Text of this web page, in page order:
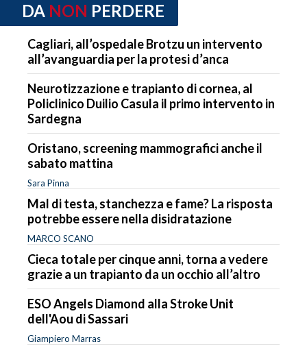
DA NON PERDERE
Cagliari, all’ospedale Brotzu un intervento
all’avanguardia per la protesi d’anca
Neurotizzazione e trapianto di cornea, al
Policlinico Duilio Casula il primo intervento in
Sardegna
Oristano, screening mammografici anche il
sabato mattina
Sara Pinna
Mal di testa, stanchezza e fame? La risposta
potrebbe essere nella disidratazione
MARCO SCANO
Cieca totale per cinque anni, torna a vedere
grazie a un trapianto da un occhio all’altro
ESO Angels Diamond alla Stroke Unit
dell'Aou di Sassari
Giampiero Marras